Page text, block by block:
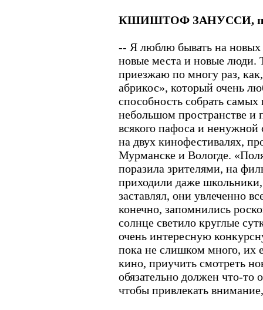
КШИШТОФ ЗАНУССИ,
-- Я люблю бывать на
новые места и новые люди.
приезжаю по многу раз,
абрикос», который очень
способность собрать
небольшом пространстве и
всякого пафоса и
на двух кинофестивалях,
Мурманске и Вологде.
поразила зрителями, на
приходили даже
заставлял, они увлеченно
конечно, запомнились
солнце светило круглые
очень интересную
пока не слишком много, их
кино, приучить смотреть
обязательно должен что-то
чтобы привлекать